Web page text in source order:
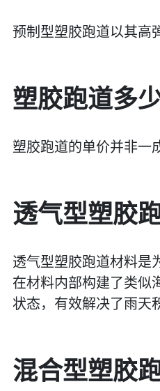
预制型塑胶跑道以其高
塑胶跑道多
塑胶跑道的单价并非一
透气型塑胶
透气型塑胶跑道材料是
在材料内部构建了类似
状态，有效解决了雨天
混合型塑胶